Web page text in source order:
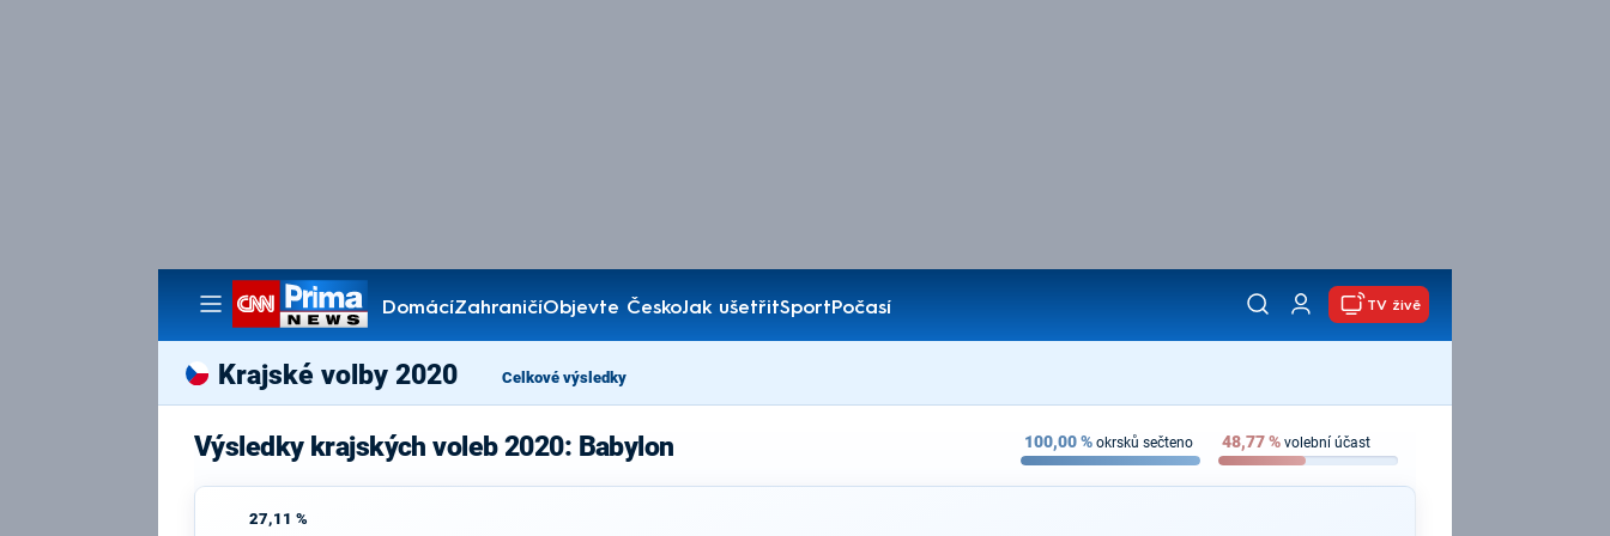
DomácíZahraničíObjevte ČeskoJak ušetřitSportPočasí
Pořady
TV živě
Krajské volby 2020 Celkové výsledky
Výsledky krajských voleb 2020: Babylon 100,00% okrsků sečteno 48,77% volební účast
27,11 %